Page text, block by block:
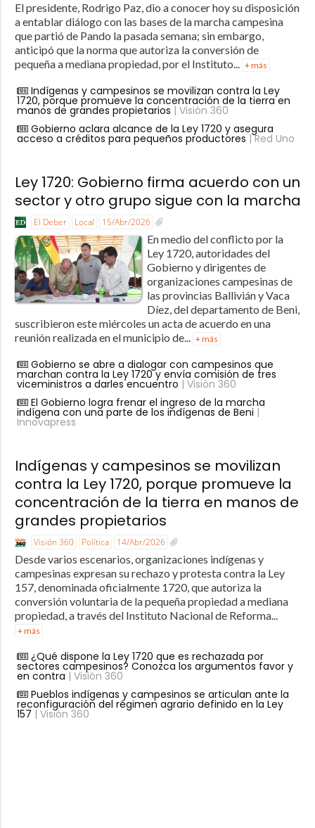
El presidente, Rodrigo Paz, dio a conocer hoy su disposición
a entablar diálogo con las bases de la marcha campesina
que partió de Pando la pasada semana; sin embargo,
anticipó que la norma que autoriza la conversión de
pequeña a mediana propiedad, por el Instituto... + más
Indígenas y campesinos se movilizan contra la Ley
1720, porque promueve la concentración de la tierra en
manos de grandes propietarios | Visión 360
Gobierno aclara alcance de la Ley 1720 y asegura
acceso a créditos para pequeños productores | Red Uno
Ley 1720: Gobierno firma acuerdo con un
sector y otro grupo sigue con la marcha
El Deber Local 15/Abr/2026
En medio del conflicto por la
Ley 1720, autoridades del
Gobierno y dirigentes de
organizaciones campesinas de
las provincias Ballivián y Vaca
Díez, del departamento de Beni,
suscribieron este miércoles un acta de acuerdo en una
reunión realizada en el municipio de... + más
Gobierno se abre a dialogar con campesinos que
marchan contra la Ley 1720 y envía comisión de tres
viceministros a darles encuentro | Visión 360
El Gobierno logra frenar el ingreso de la marcha
indígena con una parte de los indígenas de Beni |
Innovapress
Indígenas y campesinos se movilizan
contra la Ley 1720, porque promueve la
concentración de la tierra en manos de
grandes propietarios
Visión 360 Política 14/Abr/2026
Desde varios escenarios, organizaciones indígenas y
campesinas expresan su rechazo y protesta contra la Ley
157, denominada oficialmente 1720, que autoriza la
conversión voluntaria de la pequeña propiedad a mediana
propiedad, a través del Instituto Nacional de Reforma...
+ más
¿Qué dispone la Ley 1720 que es rechazada por
sectores campesinos? Conozca los argumentos favor y
en contra | Visión 360
Pueblos indígenas y campesinos se articulan ante la
reconfiguración del régimen agrario definido en la Ley
157 | Visión 360